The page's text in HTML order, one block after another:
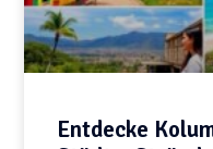
Entdecke